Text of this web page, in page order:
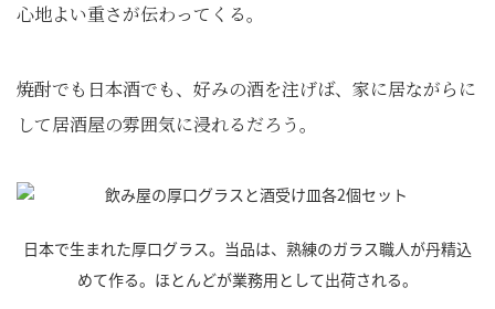
心地よい重さが伝わってくる。
焼酎でも日本酒でも、好みの酒を注げば、家に居ながらに
して居酒屋の雰囲気に浸れるだろう。
日本で生まれた厚口グラス。当品は、熟練のガラス職人が丹精込
めて作る。ほとんどが業務用として出荷される。